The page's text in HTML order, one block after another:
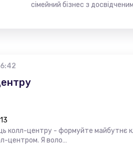
сімейний бізнес з
колл-центру - формуйте майбутнє
центром. Я воло…